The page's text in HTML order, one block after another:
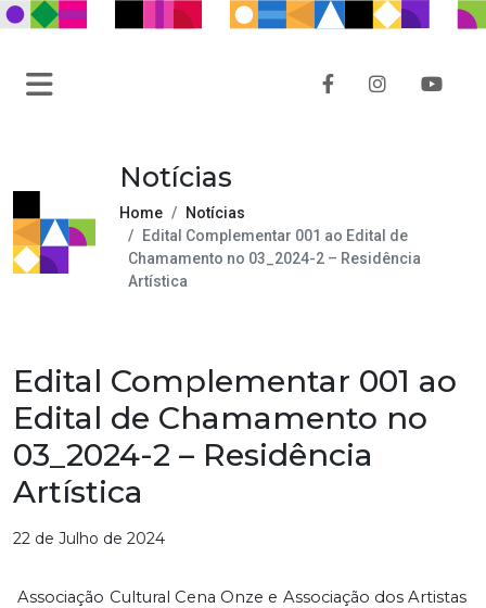
Notícias
Home
Notícias
Edital Complementar 001 ao Edital de
Chamamento no 03_2024-2 – Residência
Artística
Edital Complementar 001 ao
Edital de Chamamento no
03_2024-2 – Residência
Artística
22 de Julho de 2024
Associação Cultural Cena Onze e Associação dos Artistas